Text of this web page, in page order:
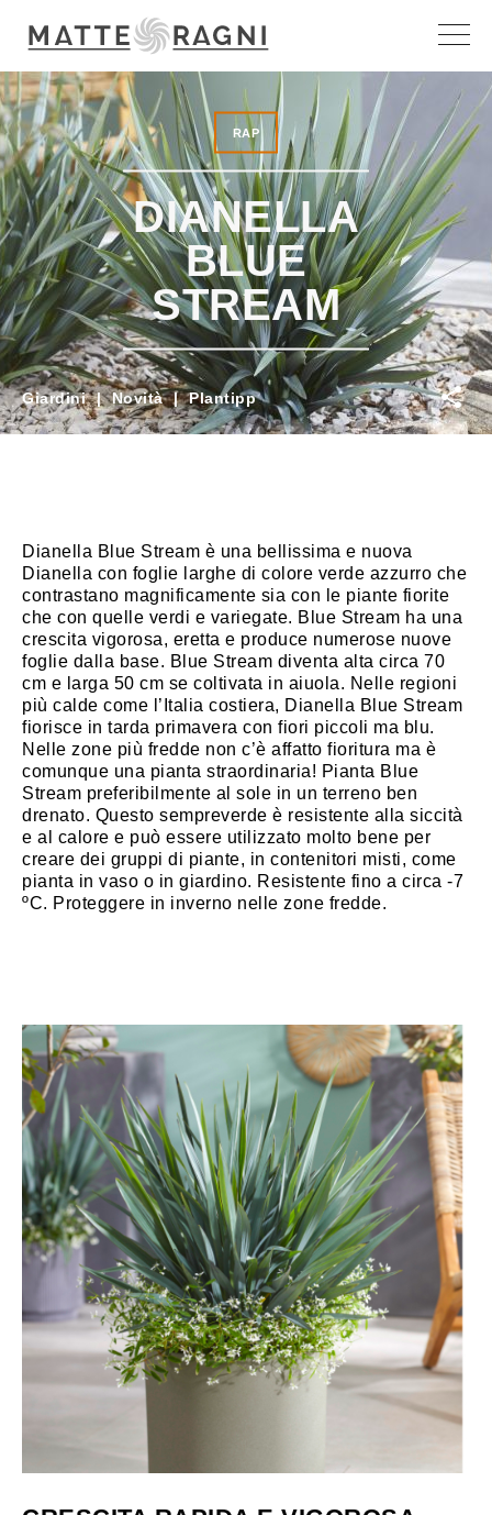
RAP
DIANELLA
BLUE
STREAM
Giardini | Novità | Plantipp
Dianella Blue Stream è una bellissima e nuova
Dianella con foglie larghe di colore verde azzurro che
contrastano magnificamente sia con le piante fiorite
che con quelle verdi e variegate. Blue Stream ha una
crescita vigorosa, eretta e produce numerose nuove
foglie dalla base. Blue Stream diventa alta circa 70
cm e larga 50 cm se coltivata in aiuola. Nelle regioni
più calde come l’Italia costiera, Dianella Blue Stream
fiorisce in tarda primavera con fiori piccoli ma blu.
Nelle zone più fredde non c’è affatto fioritura ma è
comunque una pianta straordinaria! Pianta Blue
Stream preferibilmente al sole in un terreno ben
drenato. Questo sempreverde è resistente alla siccità
e al calore e può essere utilizzato molto bene per
creare dei gruppi di piante, in contenitori misti, come
pianta in vaso o in giardino. Resistente fino a circa -7
ºC. Proteggere in inverno nelle zone fredde.